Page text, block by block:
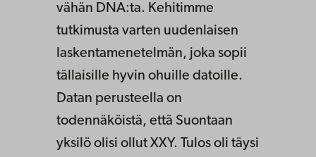
vähän DNA:ta. Kehitimme
tutkimusta varten uudenlaisen
laskentamenetelmän, joka sopii
tällaisille hyvin ohuille datoille.
Datan perusteella on
todennäköistä, että Suontaan
yksilö olisi ollut XXY. Tulos oli täysi